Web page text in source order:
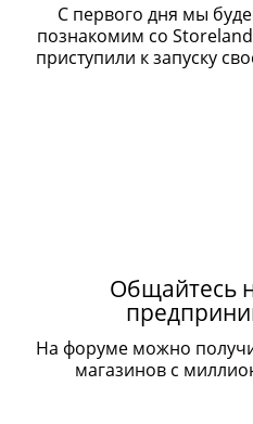
С первого дня мы
познакомим со
приступили к запуску
Общайтесь
На форуме можно
магазинов с